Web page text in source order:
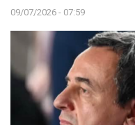
09/07/2026 - 07:59